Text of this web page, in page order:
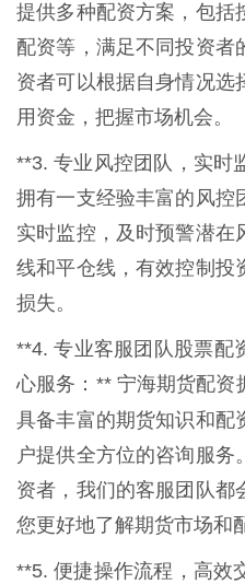
提供多种配资方案，包括
配资等，满足不同投资者
资者可以根据自身情况选
用资金，把握市场机会。
**3. 专业风控团队，实时
拥有一支经验丰富的风控
实时监控，及时预警潜在
线和平仓线，有效控制投
损失。
**4. 专业客服团队股票配
心服务：** 宁海期货配资
具备丰富的期货知识和配
户提供全方位的咨询服务
资者，我们的客服团队都
您更好地了解期货市场和
**5. 便捷操作流程，高效